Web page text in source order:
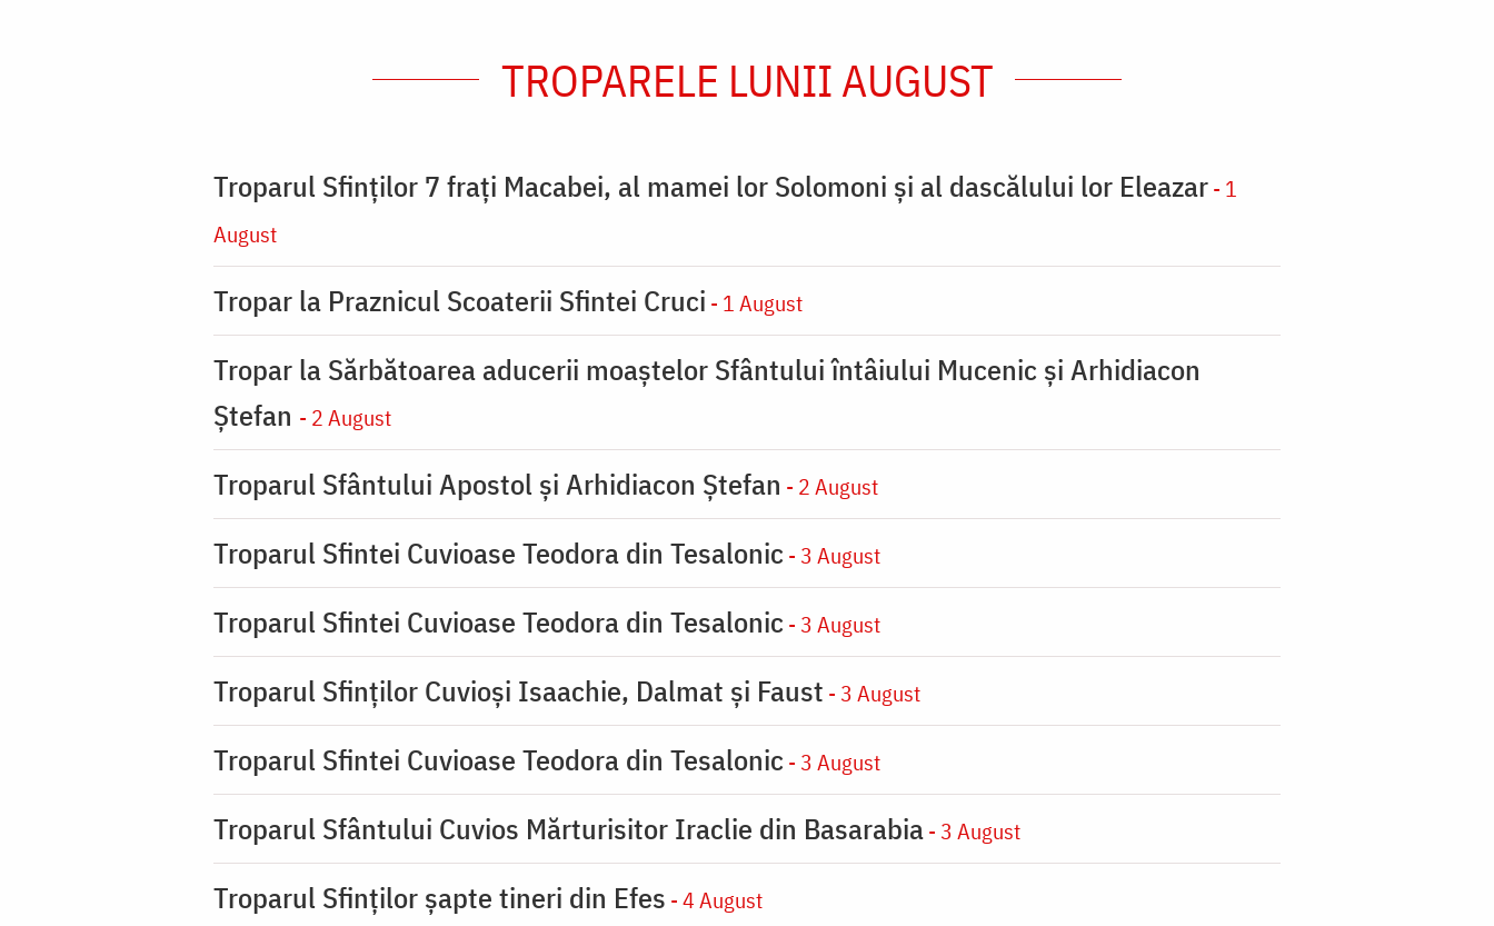
TROPARELE LUNII AUGUST
Troparul Sfinţilor 7 fraţi Macabei, al mamei lor Solomoni şi al dascălului lor Eleazar- 1
August
Tropar la Praznicul Scoaterii Sfintei Cruci - 1 August
Tropar la Sărbătoarea aducerii moaştelor Sfântului întâiului Mucenic şi Arhidiacon
Ştefan - 2 August
Troparul Sfântului Apostol și Arhidiacon Ștefan - 2 August
Troparul Sfintei Cuvioase Teodora din Tesalonic - 3 August
Troparul Sfintei Cuvioase Teodora din Tesalonic - 3 August
Troparul Sfinţilor Cuvioşi Isaachie, Dalmat şi Faust - 3 August
Troparul Sfintei Cuvioase Teodora din Tesalonic - 3 August
Troparul Sfântului Cuvios Mărturisitor Iraclie din Basarabia- 3 August
Troparul Sfinţilor şapte tineri din Efes - 4 August